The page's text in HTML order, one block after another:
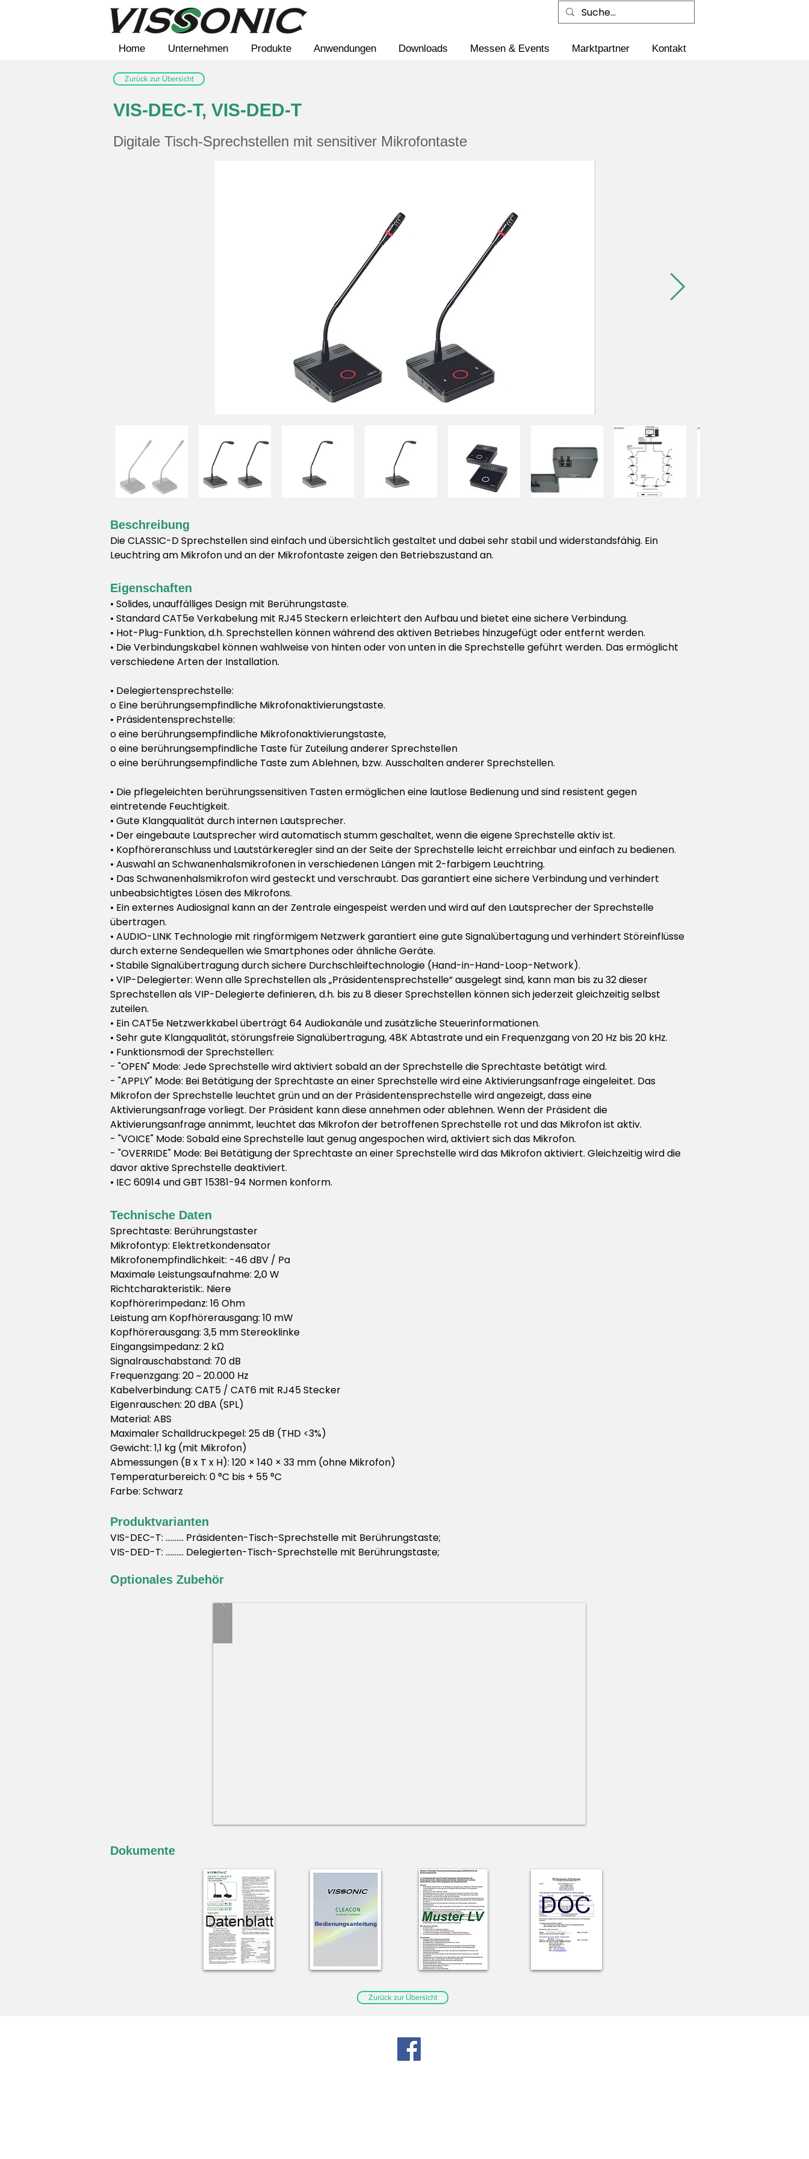
Home Unternehmen Produkte Anwendungen Downloads Messen & Events Marktpartner Kontakt
Zurück zur Übersicht
VIS-DEC-T, VIS-DED-T
Digitale Tisch-Sprechstellen mit sensitiver Mikrofontaste
Beschreibung
Die CLASSIC-D Sprechstellen sind einfach und übersichtlich gestaltet und dabei sehr stabil und widerstandsfähig. Ein
Leuchtring am Mikrofon und an der Mikrofontaste zeigen den Betriebszustand an.
Eigenschaften
• Solides, unauffälliges Design mit Berührungstaste.
• Standard CAT5e Verkabelung mit RJ45 Steckern erleichtert den Aufbau und bietet eine sichere Verbindung.
• Hot-Plug-Funktion, d.h. Sprechstellen können während des aktiven Betriebes hinzugefügt oder entfernt werden.
• Die Verbindungskabel können wahlweise von hinten oder von unten in die Sprechstelle geführt werden. Das ermöglicht
verschiedene Arten der Installation.
• Delegiertensprechstelle:
o Eine berührungsempfindliche Mikrofonaktivierungstaste.
• Präsidentensprechstelle:
o eine berührungsempfindliche Mikrofonaktivierungstaste,
o eine berührungsempfindliche Taste für Zuteilung anderer Sprechstellen
o eine berührungsempfindliche Taste zum Ablehnen, bzw. Ausschalten anderer Sprechstellen.
• Die pflegeleichten berührungssensitiven Tasten ermöglichen eine lautlose Bedienung und sind resistent gegen
eintretende Feuchtigkeit.
• Gute Klangqualität durch internen Lautsprecher.
• Der eingebaute Lautsprecher wird automatisch stumm geschaltet, wenn die eigene Sprechstelle aktiv ist.
• Kopfhöreranschluss und Lautstärkeregler sind an der Seite der Sprechstelle leicht erreichbar und einfach zu bedienen.
• Auswahl an Schwanenhalsmikrofonen in verschiedenen Längen mit 2-farbigem Leuchtring.
• Das Schwanenhalsmikrofon wird gesteckt und verschraubt. Das garantiert eine sichere Verbindung und verhindert
unbeabsichtigtes Lösen des Mikrofons.
• Ein externes Audiosignal kann an der Zentrale eingespeist werden und wird auf den Lautsprecher der Sprechstelle
übertragen.
• AUDIO-LINK Technologie mit ringförmigem Netzwerk garantiert eine gute Signalübertagung und verhindert Störeinflüsse
durch externe Sendequellen wie Smartphones oder ähnliche Geräte.
• Stabile Signalübertragung durch sichere Durchschleiftechnologie (Hand-in-Hand-Loop-Network).
• VIP-Delegierter: Wenn alle Sprechstellen als „Präsidentensprechstelle“ ausgelegt sind, kann man bis zu 32 dieser
Sprechstellen als VIP-Delegierte definieren, d.h. bis zu 8 dieser Sprechstellen können sich jederzeit gleichzeitig selbst
zuteilen.
• Ein CAT5e Netzwerkkabel überträgt 64 Audiokanäle und zusätzliche Steuerinformationen.
• Sehr gute Klangqualität, störungsfreie Signalübertragung, 48K Abtastrate und ein Frequenzgang von 20 Hz bis 20 kHz.
• Funktionsmodi der Sprechstellen:
- "OPEN" Mode: Jede Sprechstelle wird aktiviert sobald an der Sprechstelle die Sprechtaste betätigt wird.
- "APPLY" Mode: Bei Betätigung der Sprechtaste an einer Sprechstelle wird eine Aktivierungsanfrage eingeleitet. Das
Mikrofon der Sprechstelle leuchtet grün und an der Präsidentensprechstelle wird angezeigt, dass eine
Aktivierungsanfrage vorliegt. Der Präsident kann diese annehmen oder ablehnen. Wenn der Präsident die
Aktivierungsanfrage annimmt, leuchtet das Mikrofon der betroffenen Sprechstelle rot und das Mikrofon ist aktiv.
- "VOICE" Mode: Sobald eine Sprechstelle laut genug angespochen wird, aktiviert sich das Mikrofon.
- "OVERRIDE" Mode: Bei Betätigung der Sprechtaste an einer Sprechstelle wird das Mikrofon aktiviert. Gleichzeitig wird die
davor aktive Sprechstelle deaktiviert.
• IEC 60914 und GBT 15381-94 Normen konform.
Technische Daten
Sprechtaste: Berührungstaster
Mikrofontyp: Elektretkondensator
Mikrofonempfindlichkeit: -46 dBV / Pa
Maximale Leistungsaufnahme: 2,0 W
Richtcharakteristik:. Niere
Kopfhörerimpedanz: 16 Ohm
Leistung am Kopfhörerausgang: 10 mW
Kopfhörerausgang: 3,5 mm Stereoklinke
Eingangsimpedanz: 2 kΩ
Signalrauschabstand: 70 dB
Frequenzgang: 20 ~ 20.000 Hz
Kabelverbindung: CAT5 / CAT6 mit RJ45 Stecker
Eigenrauschen: 20 dBA (SPL)
Material: ABS
Maximaler Schalldruckpegel: 25 dB (THD <3%)
Gewicht: 1,1 kg (mit Mikrofon)
Abmessungen (B x T x H): 120 × 140 × 33 mm (ohne Mikrofon)
Temperaturbereich: 0 °C bis + 55 °C
Farbe: Schwarz
Produktvarianten
VIS-DEC-T: ………. Präsidenten-Tisch-Sprechstelle mit Berührungstaste;
VIS-DED-T: ………. Delegierten-Tisch-Sprechstelle mit Berührungstaste;
Optionales Zubehör
Dokumente
Bedienungsanleitung
Zurück zur Übersicht